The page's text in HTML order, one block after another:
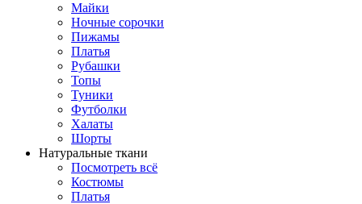
Майки
Ночные сорочки
Пижамы
Платья
Рубашки
Топы
Туники
Футболки
Халаты
Шорты
Натуральные ткани
Посмотреть всё
Костюмы
Платья